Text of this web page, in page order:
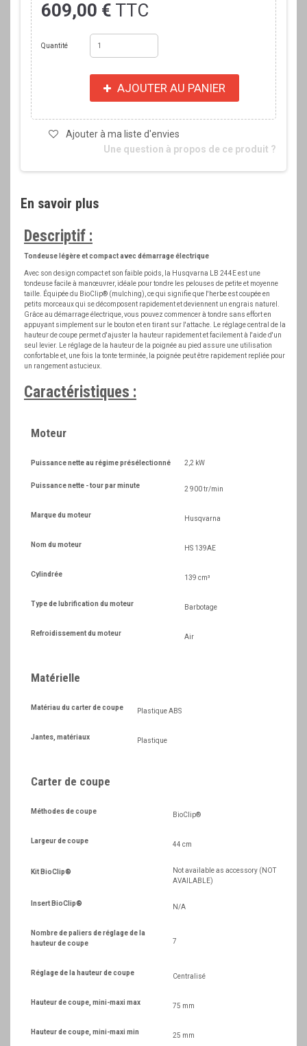
609,00 € TTC
Quantité
AJOUTER AU PANIER
Ajouter à ma liste d'envies
Une question à propos de ce produit ?
En savoir plus
Descriptif :
Tondeuse légère et compact avec démarrage électrique
Avec son design compact et son faible poids, la Husqvarna LB 244E est une
tondeuse facile à manœuvrer, idéale pour tondre les pelouses de petite et moyenne
taille. Équipée du BioClip® (mulching), ce qui signifie que l'herbe est coupée en
petits morceaux qui se décomposent rapidement et deviennent un engrais naturel.
Grâce au démarrage électrique, vous pouvez commencer à tondre sans effort en
appuyant simplement sur le bouton et en tirant sur l'attache. Le réglage central de la
hauteur de coupe permet d'ajuster la hauteur rapidement et facilement à l'aide d'un
seul levier. Le réglage de la hauteur de la poignée au pied assure une utilisation
confortable et, une fois la tonte terminée, la poignée peut être rapidement repliée pour
un rangement astucieux.
Caractéristiques :
Moteur
Puissance nette au régime présélectionné 2,2 kW
Puissance nette - tour par minute 2 900 tr/min
Marque du moteur Husqvarna
Nom du moteur HS 139AE
Cylindrée 139 cm³
Type de lubrification du moteur Barbotage
Refroidissement du moteur Air
Matérielle
Matériau du carter de coupe Plastique ABS
Jantes, matériaux Plastique
Carter de coupe
Méthodes de coupe BioClip®
Largeur de coupe 44 cm
Kit BioClip®
Not available as accessory (NOT
AVAILABLE)
Insert BioClip® N/A
Nombre de paliers de réglage de la
hauteur de coupe
7
Réglage de la hauteur de coupe Centralisé
Hauteur de coupe, mini-maxi max 75 mm
Hauteur de coupe, mini-maxi min 25 mm